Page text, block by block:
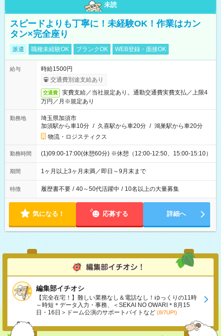
未読
スピードよりも丁寧に！未経験OK！作業はカン
タン×完全座り
派遣 職種未経験OK ブランクOK WEB登録・面接OK
給与
時給1500円
交通費別途支給あり
交通費
実費支給／当社規定あり。通勤交通費実費支払／上限4
万円／月※規定あり
勤務地
埼玉県加須市
加須駅から車10分 / 久喜駅から車20分 / 鴻巣駅から車20分
物流・ロジスティクス
勤務時間 (1)09:00-17:00(休憩60分) ※休憩（12:00-12:50、15:00-15:10）
期間 1ヶ月以上3ヶ月未満／即日～9月末まで
特徴 履歴書不要 / 40～50代活躍中 / 10名以上の大量募集
気になる！ 応募する 詳細へ
編集部イチオシ
【完全在宅！】難しい業務なし＆電話なし！ゆっくりの11時
～時短＊データ入力・事務、＜SEKAI NO OWARI＊8月15
日・16日＞ドーム公演のサポートバイトなど (8/7UP!)